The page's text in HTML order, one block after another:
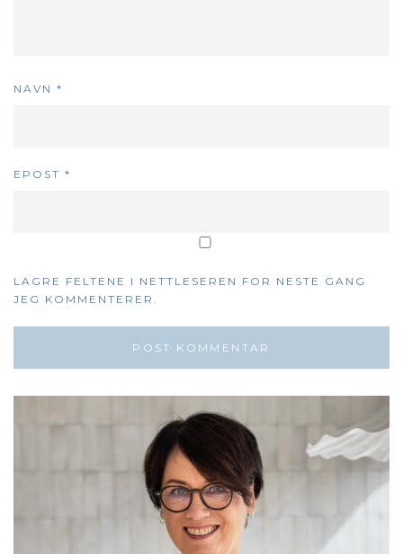
NAVN *
EPOST *
LAGRE FELTENE I NETTLESEREN FOR NESTE GANG
JEG KOMMENTERER.